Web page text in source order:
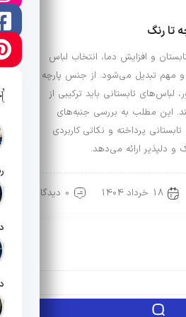
تا رنگ
و افزایش دما، انتخاب لباس
مهم تبدیل می‌شود. از جنس پارچه
لباس‌های تابستانی باید ترکیبی از
این مطلب به بررسی جنبه‌های
پرداخته و نکاتی کاربردی
دلپذیر ارائه می‌دهد.
18 خرداد 1404 0 دیدگاه